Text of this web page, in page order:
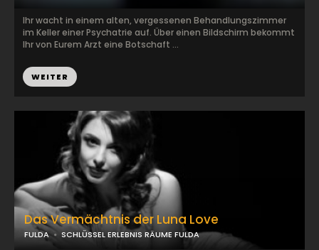
Das Vermächtnis der Luna Love
FULDA SCHLÜSSEL ERLEBNIS RÄUME FULDA
Ihr wacht in einem alten, vergessenen Behandlungszimmer
im Keller einer Psychatrie auf. Über einen Bildschirm bekommt
Ihr von Eurem Arzt eine Botschaft ...
WEITER